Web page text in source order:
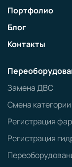
Портфолио
Блог
Контакты
Замена ДВС
Смена категории
Регистрация
Регистрация